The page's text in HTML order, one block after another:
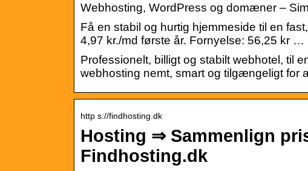
Webhosting, WordPress og domæner –
Få en stabil og hurtig hjemmeside til en
4,97 kr./md første år. Fornyelse: 56,25 kr …
Professionelt, billigt og stabilt webhotel, til
webhosting nemt, smart og tilgængeligt for
http s://findhosting.dk
Hosting ⇒ Sammenlign
Findhosting.dk